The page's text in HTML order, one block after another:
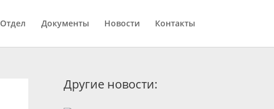
Отдел Документы Новости Контакты
Другие новости: